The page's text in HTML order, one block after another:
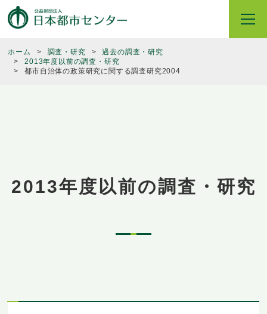
ホーム 調査・研究
過去の調査・研究
2013年度以前の調査・研究
都市自治体の政策研究に関する調査研究2004
2013年度以前の調査・研究